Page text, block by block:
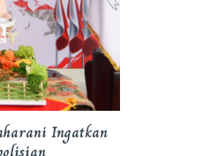
Ingatkan